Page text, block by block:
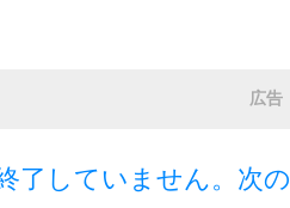
広告
了していません。次